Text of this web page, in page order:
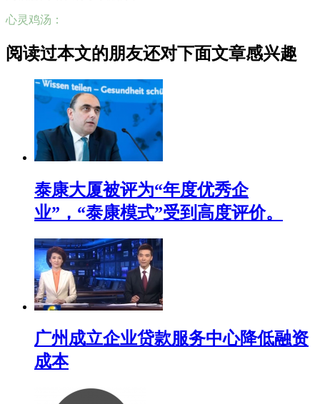
心灵鸡汤：
阅读过本文的朋友还对下面文章感兴趣
泰康大厦被评为“年度优秀企
业”，“泰康模式”受到高度评价。
广州成立企业贷款服务中心降低融资
成本